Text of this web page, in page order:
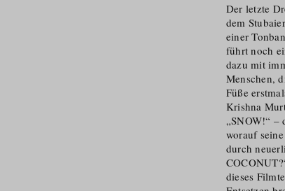
Der letzte
dem
einer
führt noch
dazu mit
Menschen,
Füße
Krishna
„SNOW!“ –
worauf
durch
dieses